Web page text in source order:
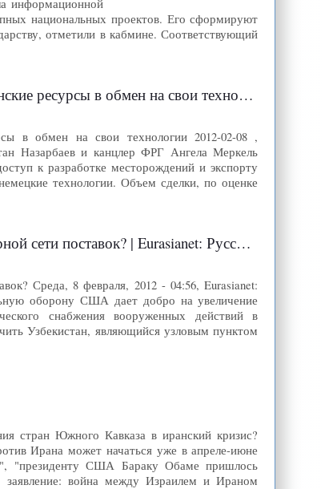
информационной
национальных проектов. Его сформируют
отметили в кабмине. Соответствующий
ресурсы в обмен на свои технологии
в обмен на свои технологии 2012-02-08 ,
Назарбаев и канцлер ФРГ Ангела Меркель
к разработке месторождений и экспорту
технологии. Объем сделки, по оценке
| Eurasianet: Русская Служба
Среда, 8 февраля, 2012 - 04:56, Eurasianet:
оборону США дает добро на увеличение
снабжения вооруженных действий в
Узбекистан, являющийся узловым пунктом
стран Южного Кавказа в иранский кризис?
Ирана может начаться уже в апреле-июне
"президенту США Бараку Обаме пришлось
заявление: война между Израилем и Ираном